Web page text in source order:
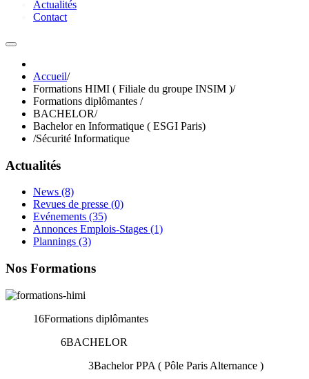
Actualités
Contact
Accueil/
Formations HIMI ( Filiale du groupe INSIM )/
Formations diplômantes /
BACHELOR/
Bachelor en Informatique ( ESGI Paris)
/Sécurité Informatique
Actualités
News (8)
Revues de presse (0)
Evénements (35)
Annonces Emplois-Stages (1)
Plannings (3)
Nos Formations
16Formations diplômantes
6BACHELOR
3Bachelor PPA ( Pôle Paris Alternance )